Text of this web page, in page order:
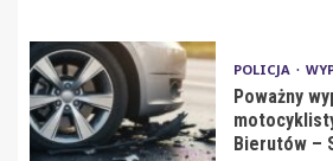
POLICJA
Poważny
Bierutów –